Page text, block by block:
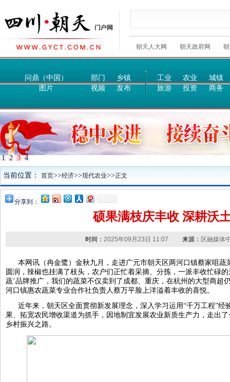
朝天人大网 朝天政府网
问鼎（中国） 部门
乡镇
图片
视频 发布
工业 农业
城镇
旅游
投资 商务
1 2 3 4
当前位置： 首页>>经济>>现代农业>>正文
分享到：
硕果满枝庆丰收 深耕沃
时间： 2025年09月23日 11:07 来源： 区融媒体
本网讯（冉金鹭）金秋九月，走进广元市朝天区两河口镇蔡家咀
圆润，辣椒也挂满了枝头，农户们正忙着采摘、分拣，一派丰收忙碌
蔬’品牌推广，我们的蔬菜不仅卖到了成都、重庆，在杭州的大型商超
河口镇惠农蔬菜专业合作社负责人蔡万平脸上洋溢着丰收的喜悦。
近年来，朝天区全面贯彻新发展理念，深入学习运用“千万工程”
果、拓宽农民增收渠道为抓手，因地制宜发展农业新质生产力，走出
乡村振兴之路。